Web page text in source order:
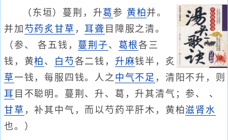
（东垣）蔓荆，升葛 参 黄柏并。
并加 芍药 炙甘草 ， 耳聋 目障服之清。
（参、 各五钱， 蔓荆子、 葛根各三
钱，黄柏 、 白芍各二钱， 升麻钱半，炙
草一钱，每服四钱。人之中气不足 ，清阳不升，则
耳 目不聪明。蔓荆、升、葛，升其清气；参、 、
甘草 ，补其中气，而以芍药平肝木，黄柏滋肾水
也。）